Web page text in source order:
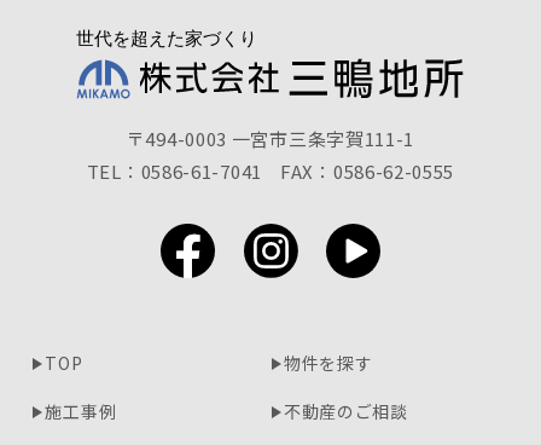
〒494-0003 一宮市三条字賀111-1
TEL：0586-61-7041
FAX：0586-62-0555
TOP
物件を探す
施工事例
不動産のご相談